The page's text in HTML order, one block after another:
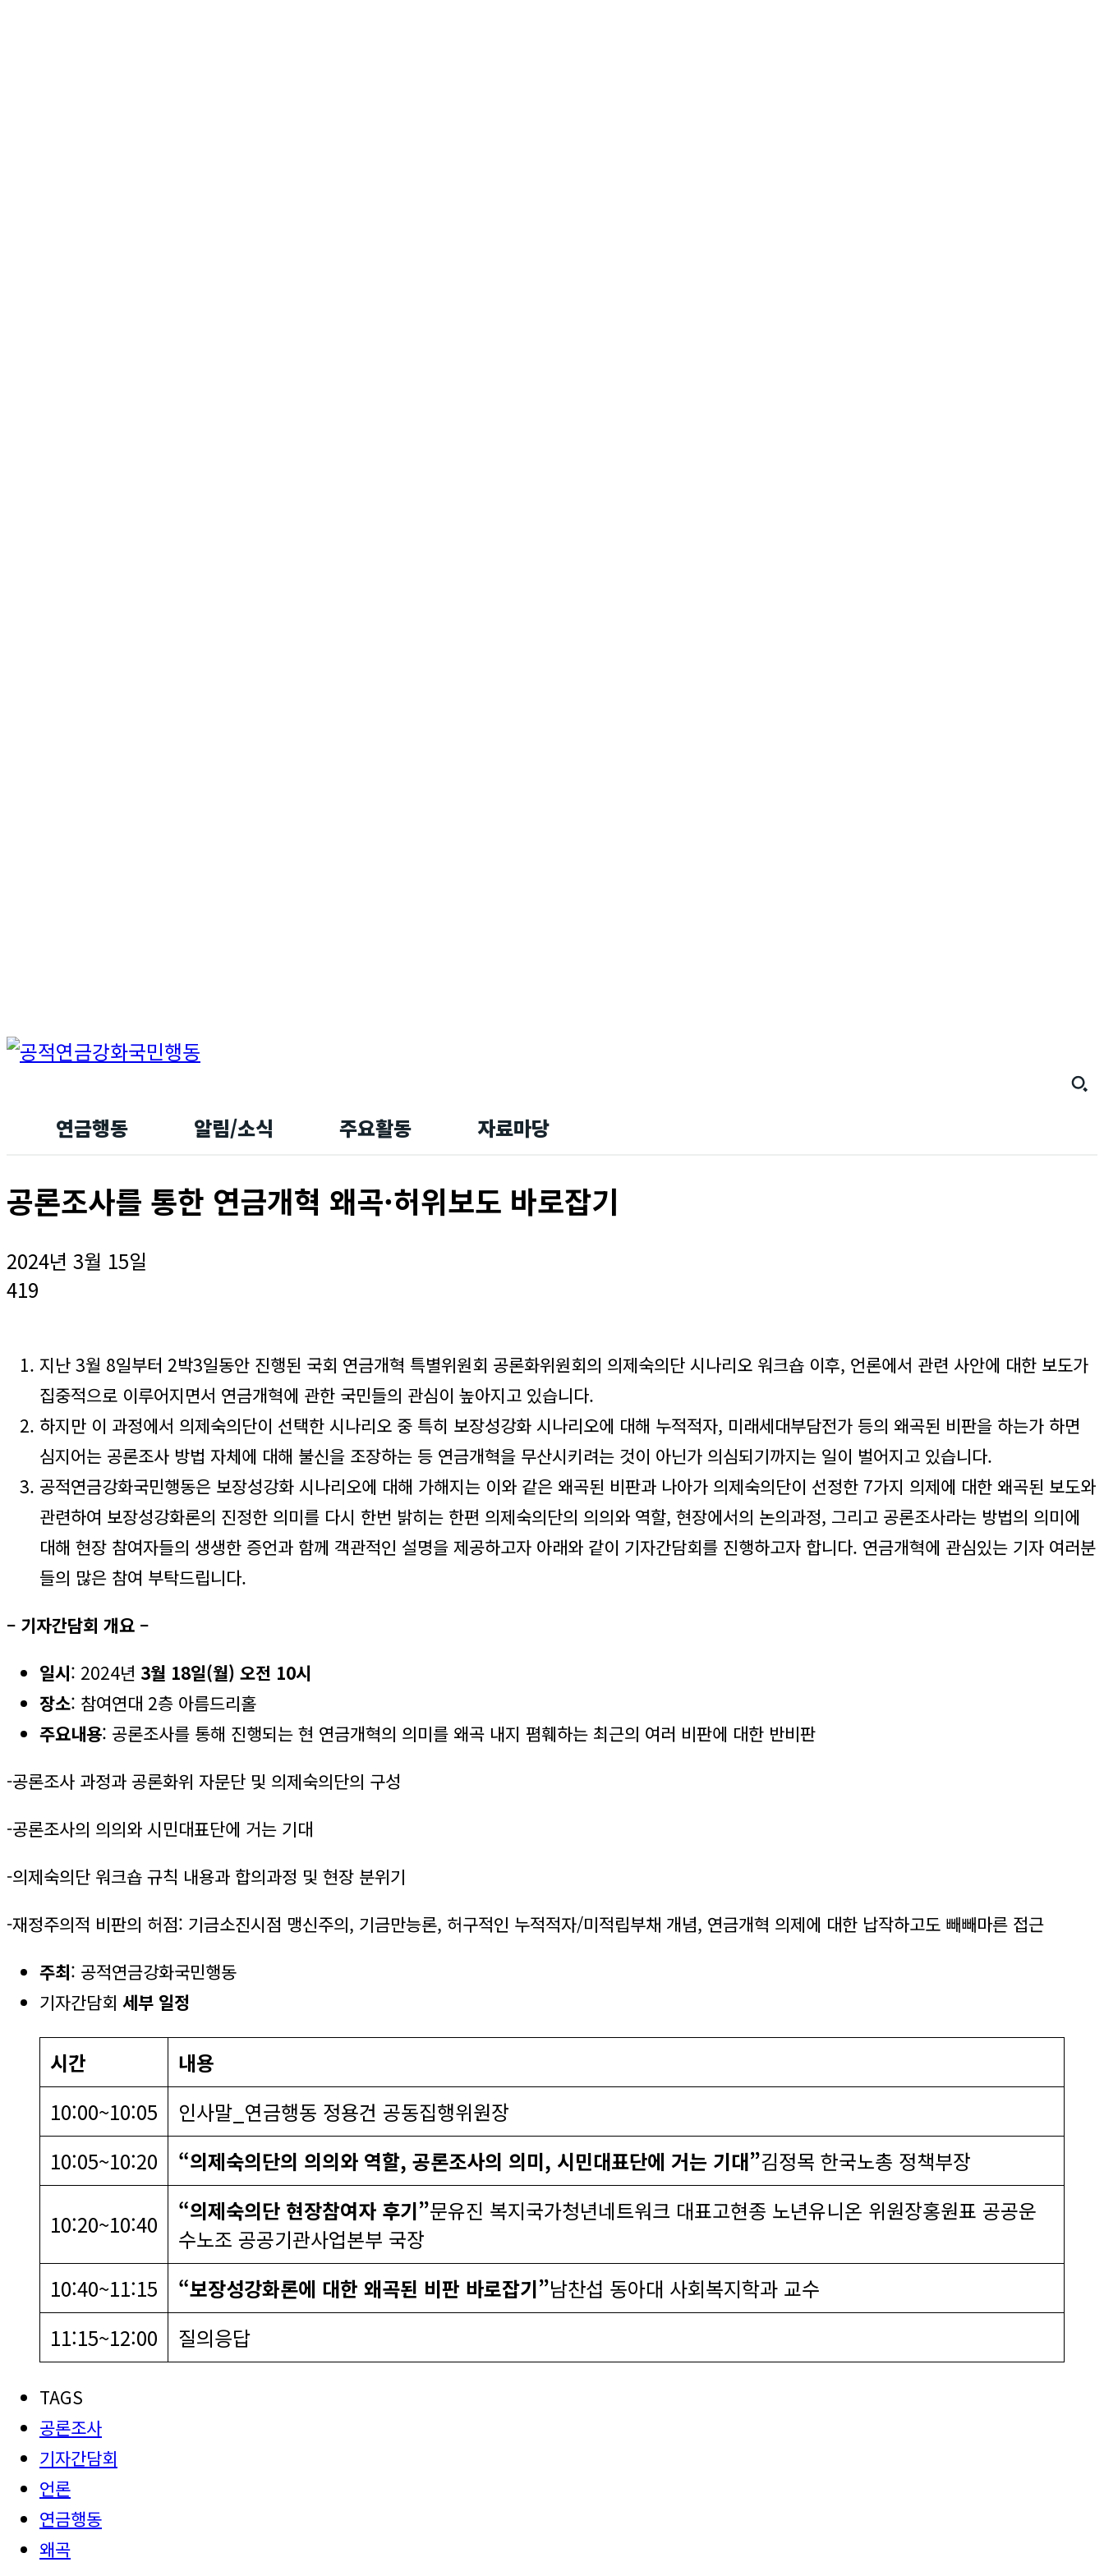
연금행동 알림/소식 주요활동 자료마당
공론조사를 통한 연금개혁 왜곡·허위보도 바로잡기
2024년 3월 15일
419
지난 3월 8일부터 2박3일동안 진행된 국회 연금개혁 특별위원회 공론화위원회의 의제숙의단 시나리오 워크숍 이후, 언론에서 관련 사안에 대한 보도가
집중적으로 이루어지면서 연금개혁에 관한 국민들의 관심이 높아지고 있습니다.
하지만 이 과정에서 의제숙의단이 선택한 시나리오 중 특히 보장성강화 시나리오에 대해 누적적자, 미래세대부담전가 등의 왜곡된 비판을 하는가 하면
심지어는 공론조사 방법 자체에 대해 불신을 조장하는 등 연금개혁을 무산시키려는 것이 아닌가 의심되기까지는 일이 벌어지고 있습니다.
공적연금강화국민행동은 보장성강화 시나리오에 대해 가해지는 이와 같은 왜곡된 비판과 나아가 의제숙의단이 선정한 7가지 의제에 대한 왜곡된 보도와
관련하여 보장성강화론의 진정한 의미를 다시 한번 밝히는 한편 의제숙의단의 의의와 역할, 현장에서의 논의과정, 그리고 공론조사라는 방법의 의미에
대해 현장 참여자들의 생생한 증언과 함께 객관적인 설명을 제공하고자 아래와 같이 기자간담회를 진행하고자 합니다. 연금개혁에 관심있는 기자 여러분
들의 많은 참여 부탁드립니다.
– 기자간담회 개요 –
일시: 2024년 3월 18일(월) 오전 10시
장소: 참여연대 2층 아름드리홀
주요내용: 공론조사를 통해 진행되는 현 연금개혁의 의미를 왜곡 내지 폄훼하는 최근의 여러 비판에 대한 반비판
-공론조사 과정과 공론화위 자문단 및 의제숙의단의 구성
-공론조사의 의의와 시민대표단에 거는 기대
-의제숙의단 워크숍 규칙 내용과 합의과정 및 현장 분위기
-재정주의적 비판의 허점: 기금소진시점 맹신주의, 기금만능론, 허구적인 누적적자/미적립부채 개념, 연금개혁 의제에 대한 납작하고도 빼빼마른 접근
주최: 공적연금강화국민행동
기자간담회 세부 일정
시간
내용
10:00~10:05
인사말_연금행동 정용건 공동집행위원장
10:05~10:20
“의제숙의단의 의의와 역할, 공론조사의 의미, 시민대표단에 거는 기대”김정목 한국노총 정책부장
10:20~10:40 “의제숙의단 현장참여자 후기”문유진 복지국가청년네트워크 대표고현종 노년유니온 위원장홍원표 공공운
수노조 공공기관사업본부 국장
10:40~11:15
“보장성강화론에 대한 왜곡된 비판 바로잡기”남찬섭 동아대 사회복지학과 교수
11:15~12:00
질의응답
TAGS
공론조사
기자간담회
언론
연금행동
왜곡